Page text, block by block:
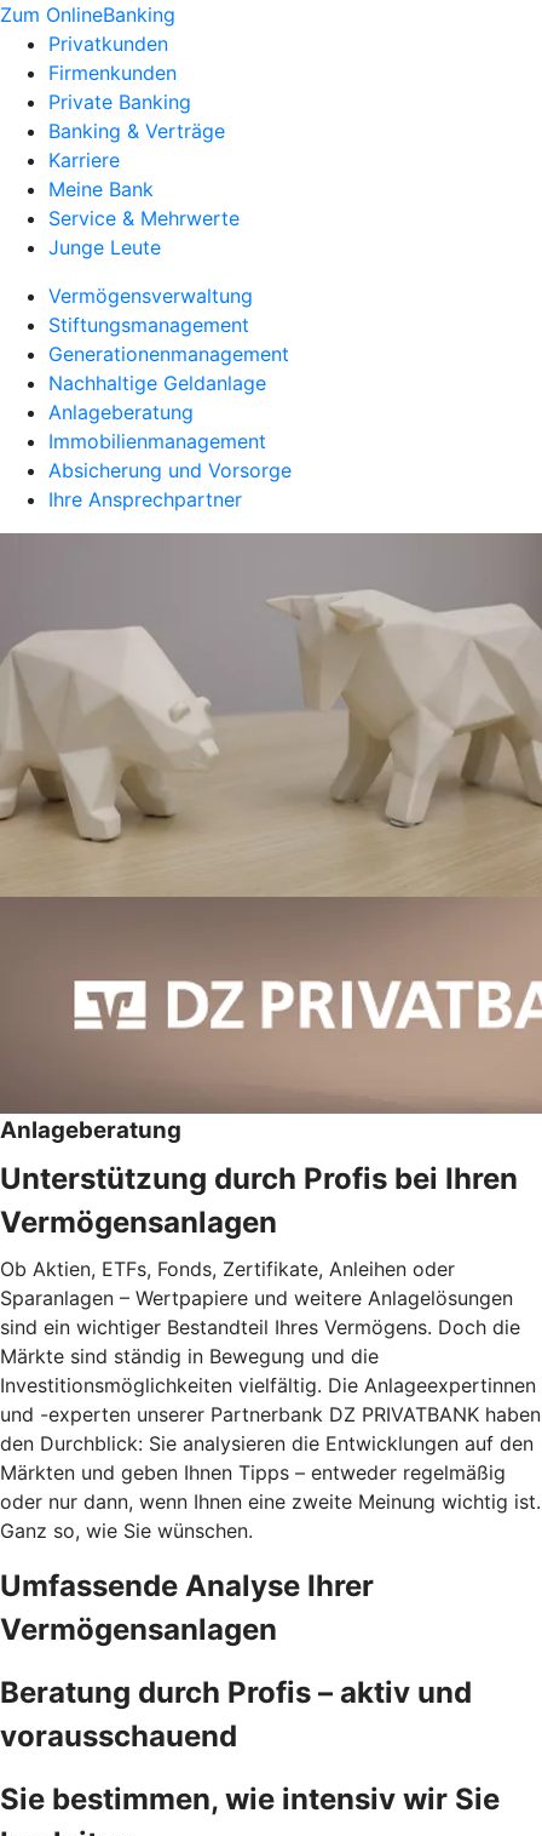
Zum OnlineBanking
Privatkunden
Firmenkunden
Private Banking
Banking & Verträge
Karriere
Meine Bank
Service & Mehrwerte
Junge Leute
Vermögensverwaltung
Stiftungsmanagement
Generationenmanagement
Nachhaltige Geldanlage
Anlageberatung
Immobilienmanagement
Absicherung und Vorsorge
Ihre Ansprechpartner
Anlageberatung
Unterstützung durch Profis bei Ihren
Vermögensanlagen
Ob Aktien, ETFs, Fonds, Zertifikate, Anleihen oder
Sparanlagen – Wertpapiere und weitere Anlagelösungen
sind ein wichtiger Bestandteil Ihres Vermögens. Doch die
Märkte sind ständig in Bewegung und die
Investitionsmöglichkeiten vielfältig. Die Anlageexpertinnen
und -experten unserer Partnerbank DZ PRIVATBANK haben
den Durchblick: Sie analysieren die Entwicklungen auf den
Märkten und geben Ihnen Tipps – entweder regelmäßig
oder nur dann, wenn Ihnen eine zweite Meinung wichtig ist.
Ganz so, wie Sie wünschen.
Umfassende Analyse Ihrer
Vermögensanlagen
Beratung durch Profis – aktiv und
vorausschauend
Sie bestimmen, wie intensiv wir Sie